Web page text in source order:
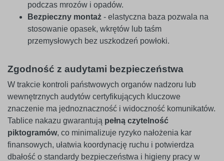
podczas mrozów i opadów.
Bezpieczny montaż - elastyczna baza pozwala na
stosowanie opasek, wkrętów lub taśm
przemysłowych bez uszkodzeń powłoki.
Zgodność z audytami bezpieczeństwa
W trakcie kontroli państwowych organów nadzoru lub
wewnętrznych audytów certyfikujących kluczowe
znaczenie ma jednoznaczność i widoczność komunikatów.
Tablice nakazu gwarantują pełną czytelność
piktogramów, co minimalizuje ryzyko nałożenia kar
finansowych, ułatwia koordynację ruchu i potwierdza
dbałość o standardy bezpieczeństwa i higieny pracy w